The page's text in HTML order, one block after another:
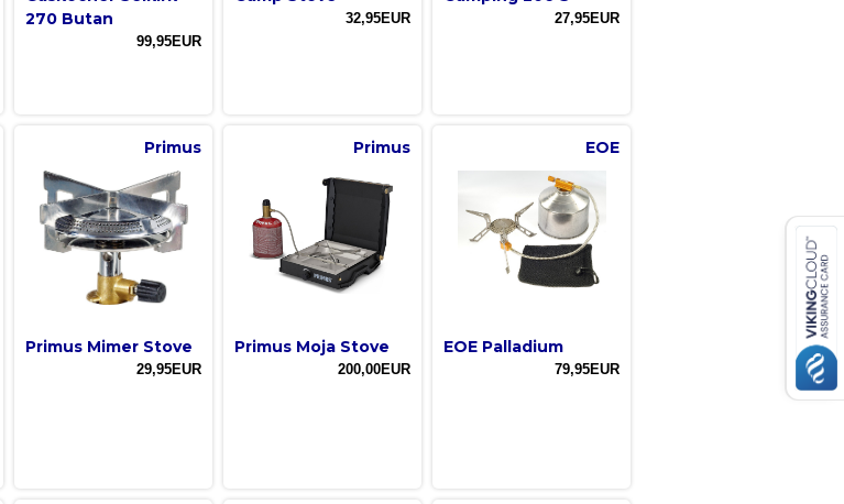
270 Butan
99,95EUR
32,95EUR 27,95EUR
Primus
Primus Mimer Stove
29,95EUR
Primus
Primus Moja Stove
200,00EUR
EOE
EOE Palladium
79,95EUR